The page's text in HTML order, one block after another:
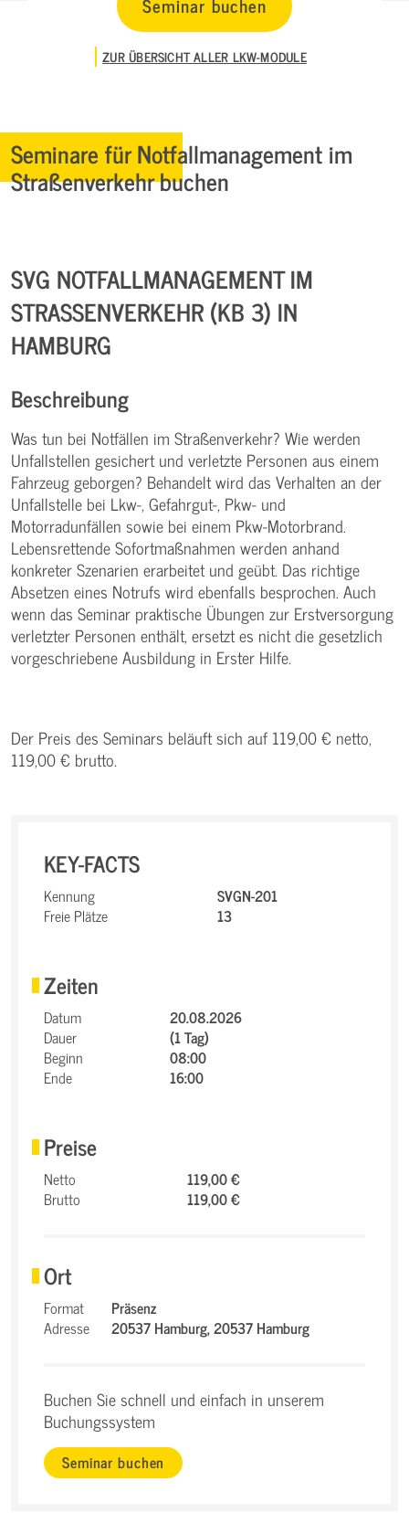
ZUR ÜBERSICHT ALLER LKW-MODULE
Seminare für Notfallmanagement im
Straßenverkehr buchen
SVG NOTFALLMANAGEMENT IM
STRASSENVERKEHR (KB 3) IN H
AMBURG
Beschreibung
Was tun bei Notfällen im Straßenverkehr? Wie werden
Unfallstellen gesichert und verletzte Personen aus einem
Fahrzeug geborgen? Behandelt wird das Verhalten an der
Unfallstelle bei Lkw-, Gefahrgut-, Pkw- und
Motorradunfällen sowie bei einem Pkw-Motorbrand.
Lebensrettende Sofortmaßnahmen werden anhand
konkreter Szenarien erarbeitet und geübt. Das richtige
Absetzen eines Notrufs wird ebenfalls besprochen. Auch
wenn das Seminar praktische Übungen zur Erstversorgung
verletzter Personen enthält, ersetzt es nicht die gesetzlich
vorgeschriebene Ausbildung in Erster Hilfe.
Der Preis des Seminars beläuft sich auf 119,00 € netto,
119,00 € brutto.
KEY-FACTS
Kennung
SVGN-201
Freie Plätze
13
Zeiten
Datum
20.08.2026
Dauer
(1 Tag)
Beginn
08:00
Ende
16:00
Preise
Netto
119,00 €
Brutto
119,00 €
Ort
Format
Präsenz
Adresse
20537 Hamburg,20537 Hamburg
Buchen Sie schnell und einfach in unserem
Buchungssystem
Seminar buchen